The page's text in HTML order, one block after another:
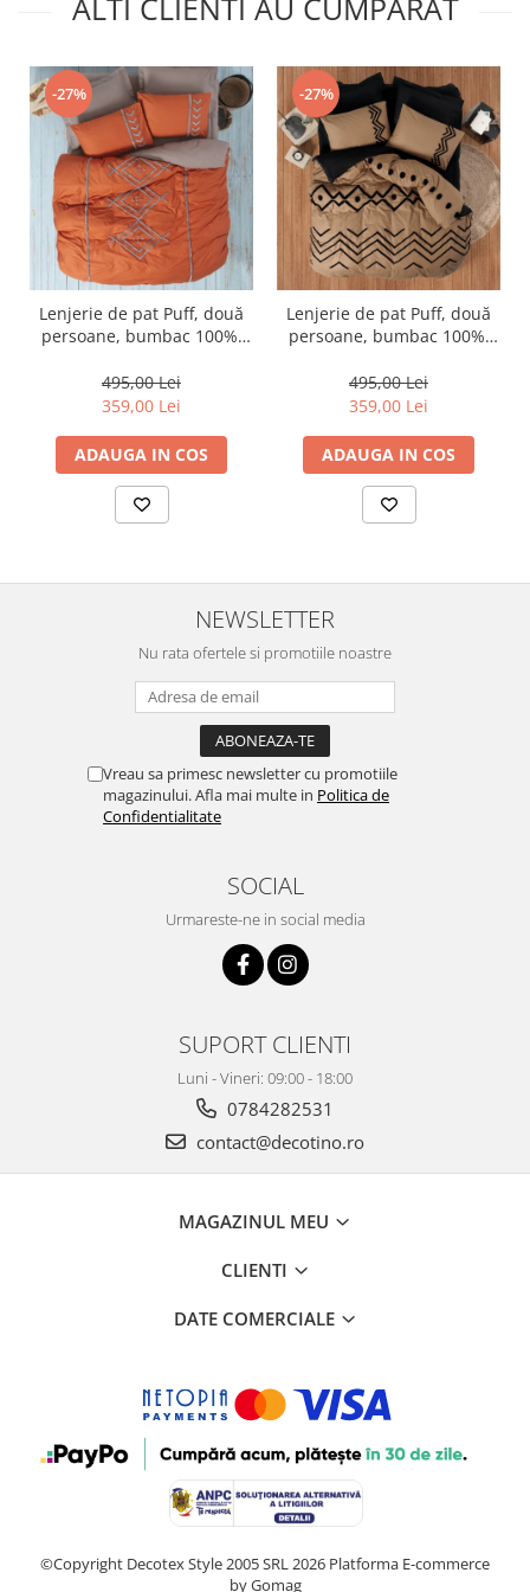
-27%
Lenjerie de pat Puff, două
persoane, bumbac 100%,
495,00 Lei
359,00 Lei
ADAUGA IN COS
-27%
Lenjerie de pat Puff, două
persoane, bumbac 100%,
495,00 Lei
359,00 Lei
ADAUGA IN COS
NEWSLETTER
Nu rata ofertele si promotiile noastre
Vreau sa primesc newsletter cu promotiile
magazinului. Afla mai multe in Politica de
Confidentialitate
SOCIAL
Urmareste-ne in social media
SUPORT CLIENTI
Luni - Vineri: 09:00 - 18:00
0784282531
contact@decotino.ro
MAGAZINUL MEU
CLIENTI
DATE COMERCIALE
©Copyright Decotex Style 2005 SRL 2026 Platforma E-commerce
by Gomag